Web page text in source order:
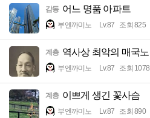
감동 어느 명품 아파트
부엔까미노 Lv.87 조회 825
계층 역사상 최악의 매국노
부엔까미노 Lv.87 조회 1078
계층 이쁘게 생긴 꽃사슴
부엔까미노 Lv.87 조회 890